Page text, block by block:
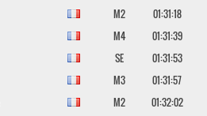
M2
01:31:18
M4
01:31:39
SE
01:31:53
M3
01:31:57
M2
01:32:02